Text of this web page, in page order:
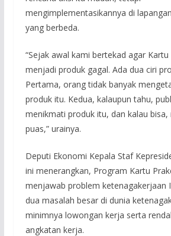
mengimplementasikannya di
yang berbeda.
“Sejak awal kami bertekad agar
menjadi produk gagal. Ada dua ciri
Pertama, orang tidak banyak
produk itu. Kedua, kalaupun tahu,
menikmati produk itu, dan kalau
puas,” urainya.
Deputi Ekonomi Kepala Staf
ini menerangkan, Program Kartu
menjawab problem ketenagakerjaan
dua masalah besar di dunia
minimnya lowongan kerja serta
angkatan kerja.